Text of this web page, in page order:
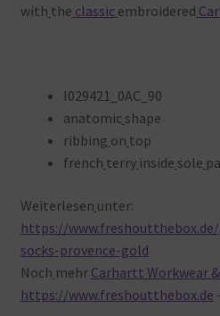
with the classic embroidered
I029421_0AC_90
anatomic shape
ribbing on top
french terry inside sole
Weiterlesen unter:
https://
socks-provence-gold
Noch mehr Carhartt Workwear
https://www.freshoutthebox.de